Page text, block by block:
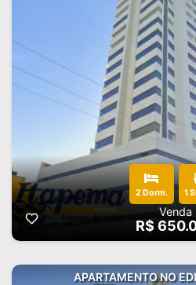
2 Dorm. 1
Venda
R$
APARTAMENTO NO